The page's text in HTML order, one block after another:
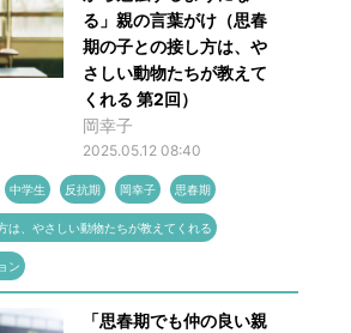
る」親の言葉がけ（思春
期の子との接し方は、や
さしい動物たちが教えて
くれる 第2回）
岡幸子
2025.05.12 08:40
中学生 反抗期 岡幸子 思春期
は、やさしい動物たちが教えてくれる
ン
「思春期でも仲の良い親